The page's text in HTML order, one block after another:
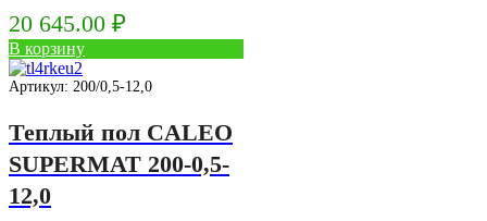
20 645.00 ₽
В корзину
Артикул: 200/0,5-12,0
Теплый пол CALEO
SUPERMAT 200-0,5-
12,0